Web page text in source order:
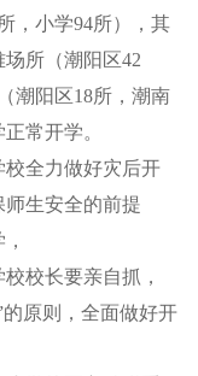
，小学94所），其
所（潮阳区42
潮阳区18所，潮南
常开学。
全力做好灾后开
生安全的前提
校长要亲自抓，
原则，全面做好开